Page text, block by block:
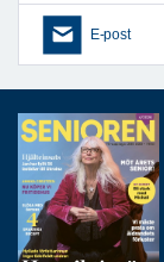
E-post